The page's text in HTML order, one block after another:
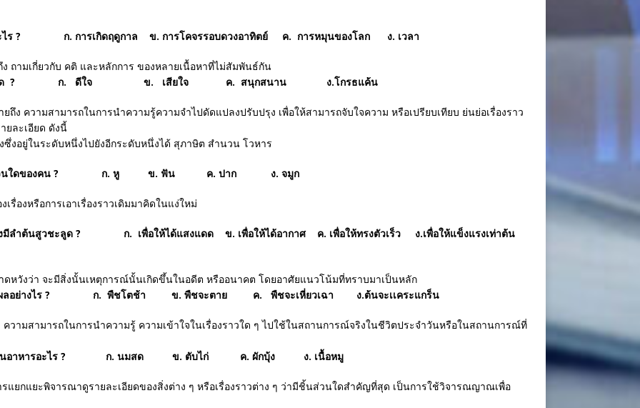
งอะไร ? ก. การเกิดฤดูกาล ข. การโคจรรอบดวงอาทิตย์ ค. การหมุนของโลก ง. เวลา
ถามเกี่ยวกับ คติ และหลักการ ของหลายเนื้อหาที่ไม่สัมพันธ์กัน
ในอารมณ์ใด ? ก. ดีใจ ข. เสียใจ ค. สนุกสนาน ง.โกรธแค้น
วามสามารถในการนำความรู้ความจำไปดัดแปลงปรับปรุง เพื่อให้สามารถจับใจความ หรือเปรียบเทียบ ย่นย่อเรื่องราว
ยละเอียด ดังนี้
งอยู่ในระดับหนึ่งไปยังอีกระดับหนึ่งได้ สุภาษิต สำนวน โวหาร
อวัยวะส่วนใดของคน ? ก. หู ข. ฟัน ค. ปาก ง. จมูก
องหรือการเอาเรื่องราวเดิมมาคิดในแง่ใหม่
จึงมีลำต้นสูวชะลูด ? ก. เพื่อให้ได้แสงแดด ข. เพื่อให้ได้อากาศ ค. เพื่อให้ทรงตัวเร็ว ง.เพื่อให้แข็งแรงเท่าต้น
ดหวังว่า จะมีสิ่งนั้นเหตุการณ์นั้นเกิดขึ้นในอดีต หรืออนาคต โดยอาศัยแนวโน้มที่ทราบมาเป็นหลัก
จะเกิดผลอย่างไร ? ก. พืชโตช้า ข. พืชจะตาย ค. พืชจะเหี่ยวเฉา ง.ต้นจะเเคระแกร็น
สามารถในการนำความรู้ ความเข้าใจในเรื่องราวใด ๆ ไปใช้ในสถานการณ์จริงในชีวิตประจำวันหรือในสถานการณ์ที่
ประทานอาหารอะไร ? ก. นมสด ข. ตับไก่ ค. ผักบุ้ง ง. เนื้อหมู
แยะพิจารณาดูรายละเอียดของสิ่งต่าง ๆ หรือเรื่องราวต่าง ๆ ว่ามีชิ้นส่วนใดสำคัญที่สุด เป็นการใช้วิจารณญาณเพื่อ